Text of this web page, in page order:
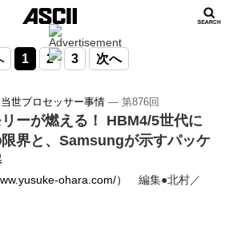
1 2 3 次へ
世プロセッサー事情 ― 第876回
ーが燃える！ HBM4/5世代に
界と、Samsungが示すパッケ
ohara.com/）
編集●北村／